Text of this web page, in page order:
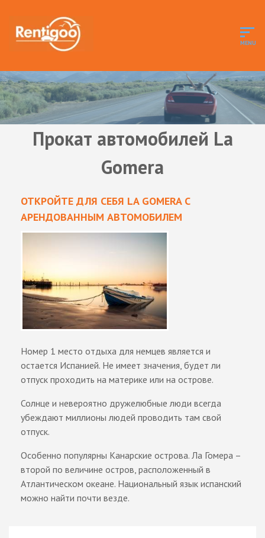
Прокат автомобилей La
Gomera
ОТКРОЙТЕ ДЛЯ СЕБЯ LA GOMERA С
АРЕНДОВАННЫМ АВТОМОБИЛЕМ
Номер 1 место отдыха для немцев является и
остается Испанией. Не имеет значения, будет ли
отпуск проходить на материке или на острове.
Солнце и невероятно дружелюбные люди всегда
убеждают миллионы людей проводить там свой
отпуск.
Особенно популярны Канарские острова. Ла Гомера –
второй по величине остров, расположенный в
Атлантическом океане. Национальный язык испанский
можно найти почти везде.